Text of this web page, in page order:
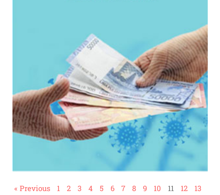
« Previous 1 2 3 4 5 6 7 8 9 10 11 12
13